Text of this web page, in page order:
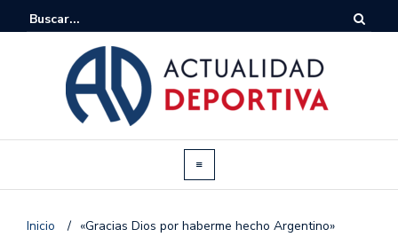
Inicio / «Gracias Dios por haberme hecho Argentino»